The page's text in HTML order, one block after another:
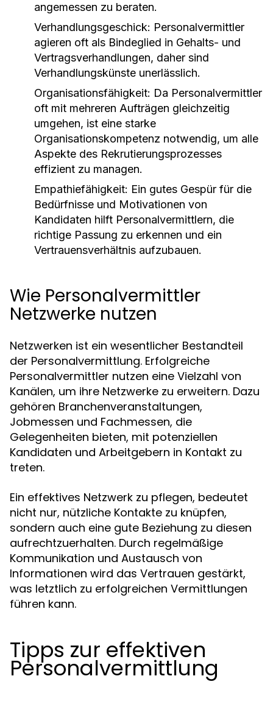
angemessen zu beraten.
Verhandlungsgeschick: Personalvermittler
agieren oft als Bindeglied in Gehalts- und
Vertragsverhandlungen, daher sind
Verhandlungskünste unerlässlich.
Organisationsfähigkeit: Da Personalvermittler
oft mit mehreren Aufträgen gleichzeitig
umgehen, ist eine starke
Organisationskompetenz notwendig, um alle
Aspekte des Rekrutierungsprozesses
effizient zu managen.
Empathiefähigkeit: Ein gutes Gespür für die
Bedürfnisse und Motivationen von
Kandidaten hilft Personalvermittlern, die
richtige Passung zu erkennen und ein
Vertrauensverhältnis aufzubauen.
Wie Personalvermittler
Netzwerke nutzen
Netzwerken ist ein wesentlicher Bestandteil
der Personalvermittlung. Erfolgreiche
Personalvermittler nutzen eine Vielzahl von
Kanälen, um ihre Netzwerke zu erweitern. Dazu
gehören Branchenveranstaltungen,
Jobmessen und Fachmessen, die
Gelegenheiten bieten, mit potenziellen
Kandidaten und Arbeitgebern in Kontakt zu
treten.
Ein effektives Netzwerk zu pflegen, bedeutet
nicht nur, nützliche Kontakte zu knüpfen,
sondern auch eine gute Beziehung zu diesen
aufrechtzuerhalten. Durch regelmäßige
Kommunikation und Austausch von
Informationen wird das Vertrauen gestärkt,
was letztlich zu erfolgreichen Vermittlungen
führen kann.
Tipps zur effektiven
Personalvermittlung